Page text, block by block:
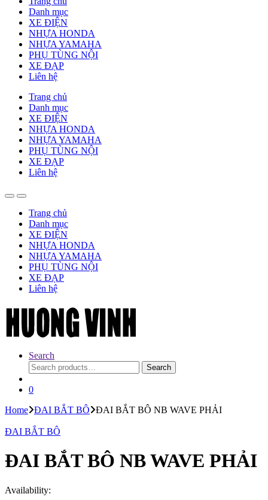
Danh mục
XE ĐIỆN
NHỰA HONDA
NHỰA YAMAHA
PHỤ TÙNG NỘI
XE ĐẠP
Liên hệ
Trang chủ
Danh mục
XE ĐIỆN
NHỰA HONDA
NHỰA YAMAHA
PHỤ TÙNG NỘI
XE ĐẠP
Liên hệ
Trang chủ
Danh mục
XE ĐIỆN
NHỰA HONDA
NHỰA YAMAHA
PHỤ TÙNG NỘI
XE ĐẠP
Liên hệ
Search
Search
for:
Search
0
Home ĐAI BẮT BÔ ĐAI BẮT BÔ NB WAVE PHẢI
ĐAI BẮT BÔ
ĐAI BẮT BÔ NB WAVE PHẢI
Availability: